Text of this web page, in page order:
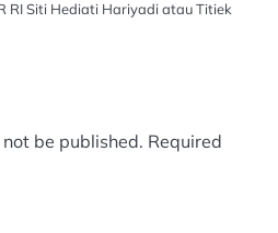
RI Siti Hediati Hariyadi atau Titiek
be published. Required